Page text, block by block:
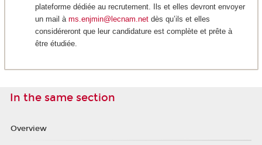
plateforme dédiée au recrutement. Ils et elles devront envoyer
un mail à ms.enjmin@lecnam.net dès qu’ils et elles
considéreront que leur candidature est complète et prête à
être étudiée.
In the same section
Overview